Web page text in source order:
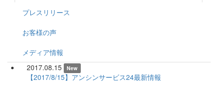
プレスリリース
お客様の声
メディア情報
2017.08.15
New
【2017/8/15】アンシンサービス24最新情報